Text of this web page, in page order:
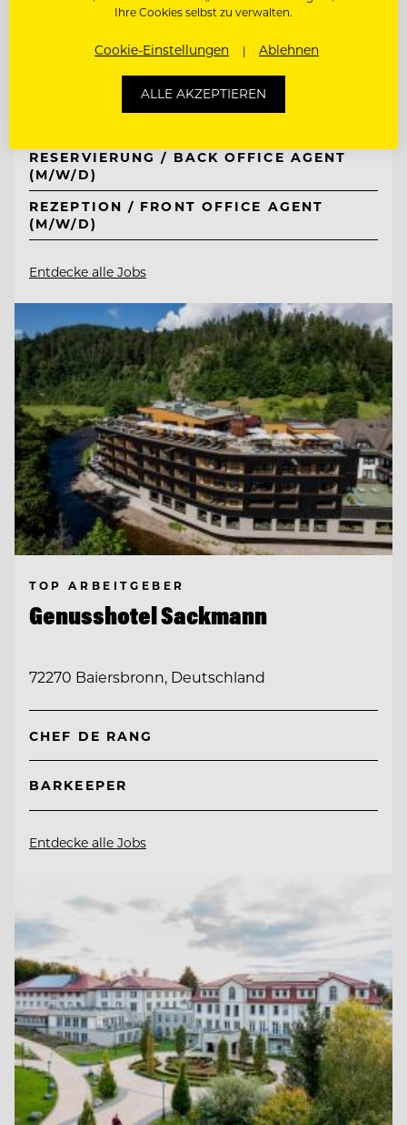
TOP ARBEITGEBER
Tirol Lodge Ellmau
RESERVIERUNG / BACK OFFICE AGENT
(M/W/D)
REZEPTION / FRONT OFFICE AGENT
(M/W/D)
Entdecke alle Jobs
TOP ARBEITGEBER
Genusshotel Sackmann
72270 Baiersbronn, Deutschland
CHEF DE RANG
BARKEEPER
Entdecke alle Jobs
Ihre Cookies selbst zu verwalten.
Cookie-Einstellungen Ablehnen
ALLE AKZEPTIEREN